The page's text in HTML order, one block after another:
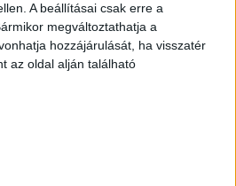
A beállításai csak erre a
megváltoztathatja a
hozzájárulását, ha visszatér
az oldal alján található
telt el a létrehozás óta
emelkedik a Duna,
a rendszerterhelés